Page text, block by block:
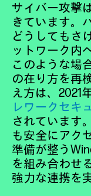
サイバー攻撃
きています。
どうしてもさ
ットワーク内
このような場
の在り方を再
え方は、2021
レワークセキ
されています
も安全にアク
準備が整う
を組み合わせ
強力な連携を